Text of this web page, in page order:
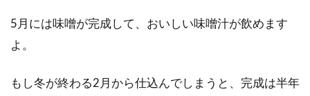
いました。その天皇と庶民の暮らしは、まった
5月には味噌が完成して、おいしい味噌汁が飲めます
よ。
もし冬が終わる2月から仕込んでしまうと、完成は半年